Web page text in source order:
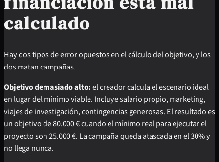
calculado
Hay dos tipos de error opuestos en el cálculo del objetivo, y los
dos matan campañas.
Objetivo demasiado alto:el creador calcula el escenario ideal
en lugar del mínimo viable. Incluye salario propio, marketing,
viajes de investigación, contingencias generosas. El resultado es
un objetivo de 80.000 € cuando el mínimo real para ejecutar el
proyecto son 25.000 €. La campaña queda atascada en el 30% y
no llega nunca.